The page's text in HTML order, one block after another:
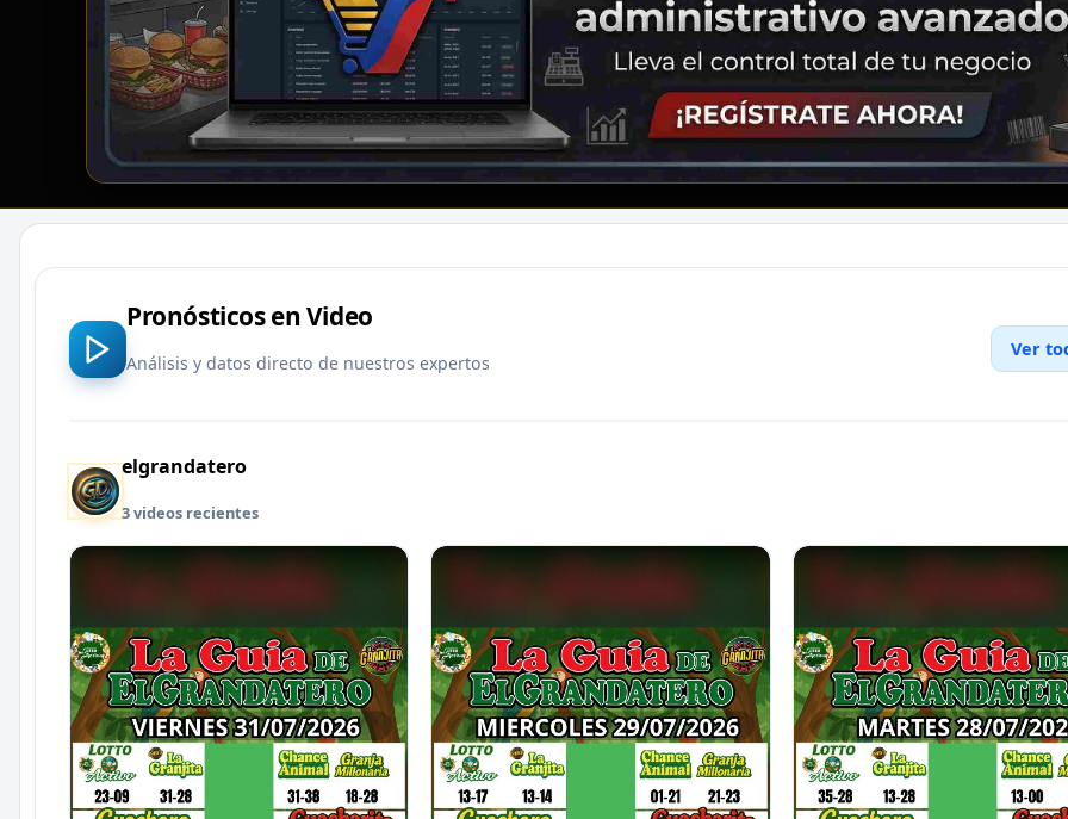
Pronósticos en Video
Análisis y datos directo de nuestros expertos
Ver
elgrandatero
3 videos recientes